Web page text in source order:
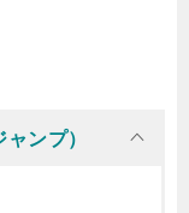
ンプ）